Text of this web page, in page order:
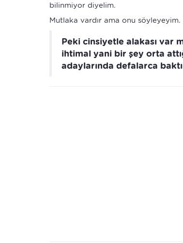
bilinmiyor diyelim.
Mutlaka vardır ama onu
Peki cinsiyetle alakası var
ihtimal yani bir şey orta
adaylarında defalarca